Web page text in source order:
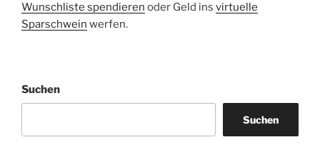
Wunschliste spendieren oder Geld ins virtuelle
Sparschwein werfen.
Suchen
Suchen